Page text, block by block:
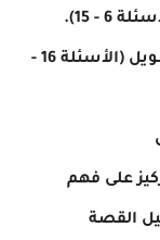
- 15).
الجزء الثالث: أسئلة المقتطف الروائي الطويل (الأسئلة 16 -
على فهم
القصة